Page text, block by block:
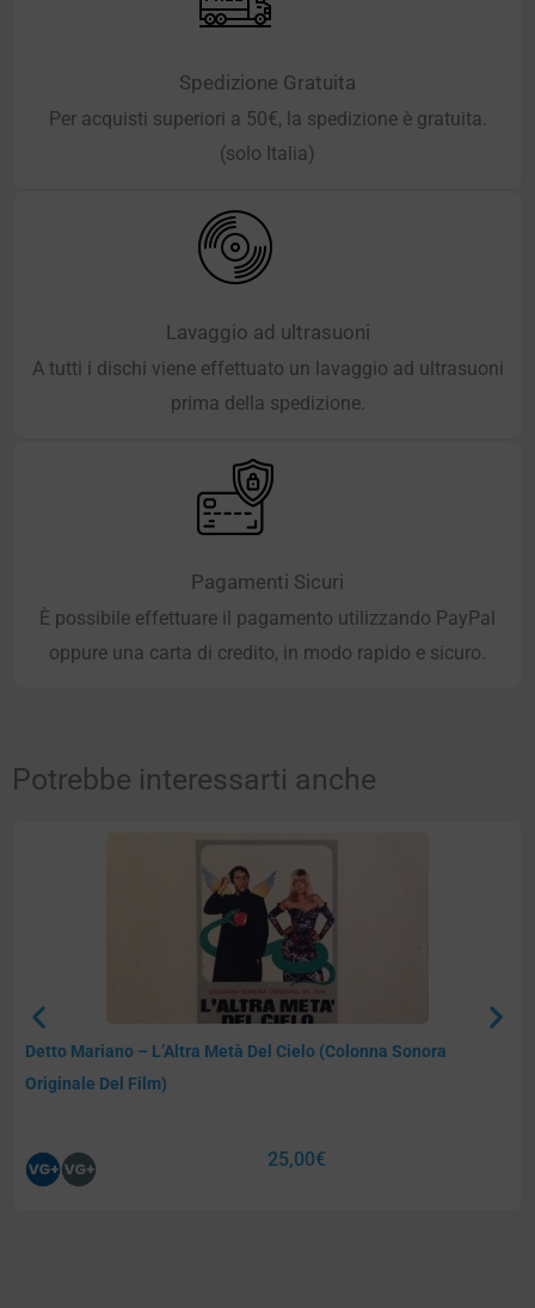
Spedizione Gratuita
Per acquisti superiori a 50€, la spedizione è gratuita.
(solo Italia)
Lavaggio ad ultrasuoni
A tutti i dischi viene effettuato un lavaggio ad ultrasuoni
prima della spedizione.
Pagamenti Sicuri
È possibile effettuare il pagamento utilizzando PayPal
oppure una carta di credito, in modo rapido e sicuro.
Potrebbe interessarti anche
Detto Mariano – L’Altra Metà Del Cielo (Colonna Sonora
Originale Del Film)
25,00€